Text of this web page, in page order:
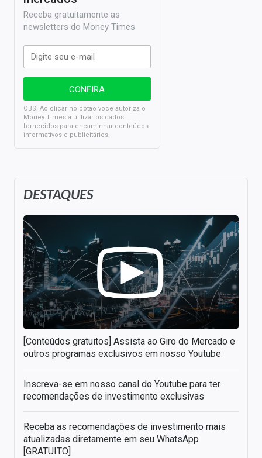
DESTAQUES
[Conteúdos gratuitos] Assista ao Giro do Mercado e
outros programas exclusivos em nosso Youtube
Inscreva-se em nosso canal do Youtube para ter
recomendações de investimento exclusivas
Receba as recomendações de investimento mais
atualizadas diretamente em seu WhatsApp
[GRATUITO]
Receba gratuitamente as
newsletters do Money Times
OBS: Ao clicar no botão você autoriza o
Money Times a utilizar os dados
fornecidos para encaminhar conteúdos
informativos e publicitários.